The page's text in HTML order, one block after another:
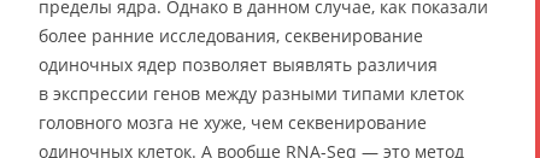
пределы ядра. Однако в данном случае, как показали
более ранние исследования, секвенирование
одиночных ядер позволяет выявлять различия
в экспрессии генов между разными типами клеток
головного мозга не хуже, чем секвенирование
одиночных клеток. А вообще RNA-Seq — это метод